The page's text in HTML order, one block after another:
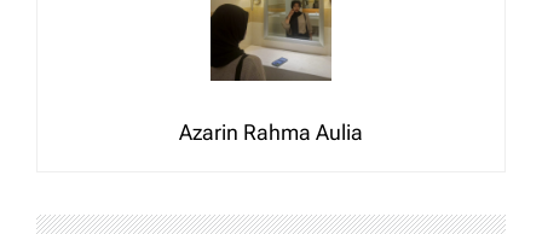
Azarin Rahma Aulia